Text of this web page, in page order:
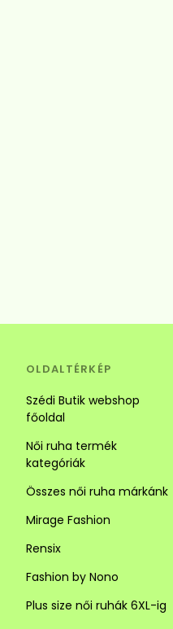
OLDALTÉRKÉP
Szédi Butik webshop
főoldal
Női ruha termék
kategóriák
Összes női ruha márkánk
Mirage Fashion
Rensix
Fashion by Nono
Plus size női ruhák 6XL-ig